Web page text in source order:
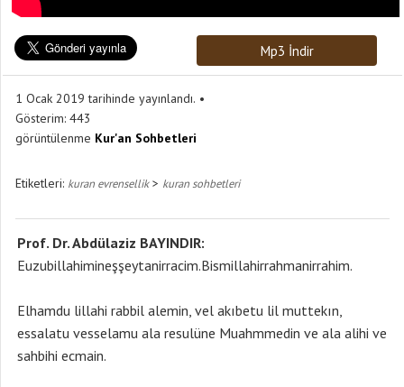
Mp3 İndir
1 Ocak 2019 tarihinde yayınlandı.
Gösterim: 443
görüntülenme Kur'an Sohbetleri
Etiketleri: kuran evrensellik> kuran sohbetleri
Prof. Dr. Abdülaziz BAYINDIR:
Euzubillahimineşşeytanirracim.Bismillahirrahmanirrahim.
Elhamdu lillahi rabbil alemin, vel akıbetu lil muttekın,
essalatu vesselamu ala resulüne Muahmmedin ve ala alihi ve
sahbihi ecmain.